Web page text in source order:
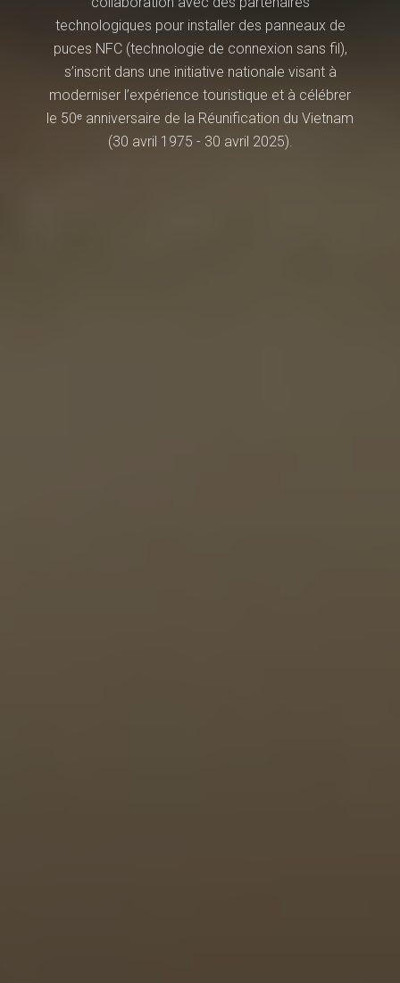
technologiques pour installer des panneaux de
puces NFC (technologie de connexion sans fil),
s’inscrit dans une initiative nationale visant à
moderniser l’expérience touristique et à célébrer
le 50ᵉ anniversaire de la Réunification du Vietnam
(30 avril 1975 - 30 avril 2025).